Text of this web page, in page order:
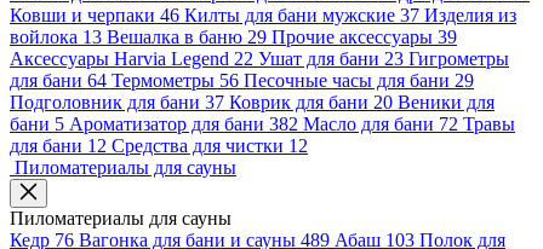
Ковши и черпаки 46 Килты для бани мужские 37 Изделия из
войлока 13 Вешалка в баню 29 Прочие аксессуары 39
Аксессуары Harvia Legend 22 Ушат для бани 23 Гигрометры
для бани 64 Термометры 56 Песочные часы для бани 29
Подголовник для бани 37 Коврик для бани 20 Веники для
бани 5 Ароматизатор для бани 382 Масло для бани 72 Травы
для бани 12 Средства для чистки 12
Пиломатериалы для сауны
Пиломатериалы для сауны
Кедр 76 Вагонка для бани и сауны 489 Абаш 103 Полок для